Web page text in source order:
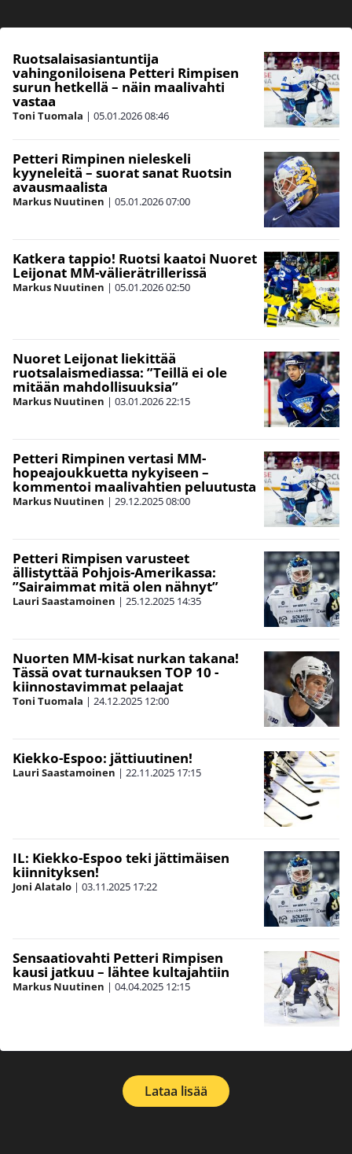
Ruotsalaisasiantuntija
vahingoniloisena Petteri Rimpisen
surun hetkellä – näin maalivahti
vastaa
Toni Tuomala | 05.01.202608:46
Petteri Rimpinen nieleskeli
kyyneleitä – suorat sanat Ruotsin
avausmaalista
Markus Nuutinen | 05.01.202607:00
Katkera tappio! Ruotsi kaatoi Nuoret
Leijonat MM-välierätrillerissä
Markus Nuutinen | 05.01.202602:50
Nuoret Leijonat liekittää
ruotsalaismediassa: ”Teillä ei ole
mitään mahdollisuuksia”
Markus Nuutinen | 03.01.202622:15
Petteri Rimpinen vertasi MM-
hopeajoukkuetta nykyiseen –
kommentoi maalivahtien peluutusta
Markus Nuutinen | 29.12.202508:00
Petteri Rimpisen varusteet
ällistyttää Pohjois-Amerikassa:
”Sairaimmat mitä olen nähnyt”
Lauri Saastamoinen | 25.12.2025 14:35
Nuorten MM-kisat nurkan takana!
Tässä ovat turnauksen TOP 10 -
kiinnostavimmat pelaajat
Toni Tuomala | 24.12.2025 12:00
Kiekko-Espoo: jättiuutinen!
Lauri Saastamoinen | 22.11.2025 17:15
IL: Kiekko-Espoo teki jättimäisen
kiinnityksen!
Joni Alatalo | 03.11.2025 17:22
Sensaatiovahti Petteri Rimpisen
kausi jatkuu – lähtee kultajahtiin
Markus Nuutinen | 04.04.2025 12:15
Lataa lisää